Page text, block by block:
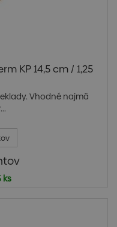
KP 14,5 cm / 1,25
Vhodné najmä
ks